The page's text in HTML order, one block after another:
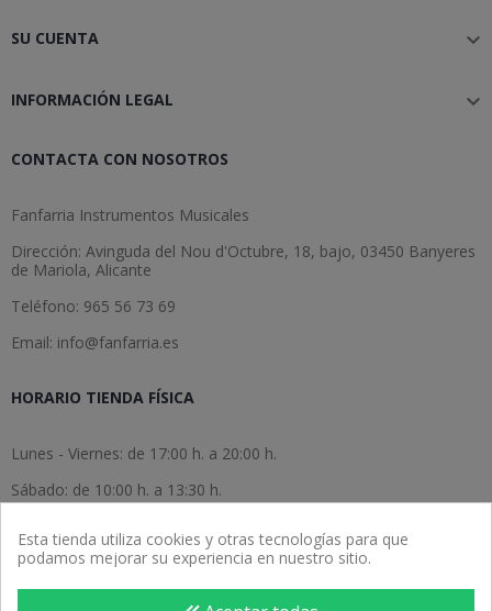
SU CUENTA 
INFORMACIÓN LEGAL 
CONTACTA CON NOSOTROS
Fanfarria Instrumentos Musicales
Dirección: Avinguda del Nou d'Octubre, 18, bajo, 03450 Banyeres
de Mariola, Alicante
Teléfono: 965 56 73 69
Email: info@fanfarria.es
HORARIO TIENDA FÍSICA
Lunes - Viernes: de 17:00 h. a 20:00 h.
Sábado: de 10:00 h. a 13:30 h.
Esta tienda utiliza cookies y otras tecnologías para que
podamos mejorar su experiencia en nuestro sitio.